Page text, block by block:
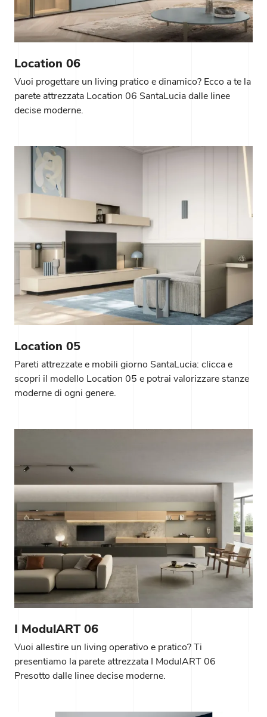
Location 06
Vuoi progettare un living pratico e dinamico? Ecco a te la
parete attrezzata Location 06 SantaLucia dalle linee
decise moderne.
Location 05
Pareti attrezzate e mobili giorno SantaLucia: clicca e
scopri il modello Location 05 e potrai valorizzare stanze
moderne di ogni genere.
I ModulART 06
Vuoi allestire un living operativo e pratico? Ti
presentiamo la parete attrezzata I ModulART 06
Presotto dalle linee decise moderne.